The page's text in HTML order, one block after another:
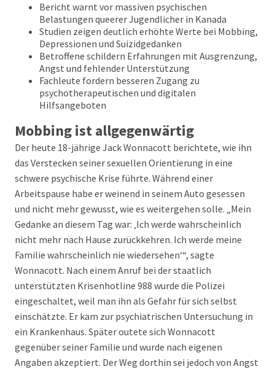
Bericht warnt vor massiven psychischen
Belastungen queerer Jugendlicher in Kanada
Studien zeigen deutlich erhöhte Werte bei Mobbing,
Depressionen und Suizidgedanken
Betroffene schildern Erfahrungen mit Ausgrenzung,
Angst und fehlender Unterstützung
Fachleute fordern besseren Zugang zu
psychotherapeutischen und digitalen
Hilfsangeboten
Mobbing ist allgegenwärtig
Der heute 18-jährige Jack Wonnacott berichtete, wie ihn
das Verstecken seiner sexuellen Orientierung in eine
schwere psychische Krise führte. Während einer
Arbeitspause habe er weinend in seinem Auto gesessen
und nicht mehr gewusst, wie es weitergehen solle. „Mein
Gedanke an diesem Tag war: ‚Ich werde wahrscheinlich
nicht mehr nach Hause zurückkehren. Ich werde meine
Familie wahrscheinlich nie wiedersehen‘“, sagte
Wonnacott. Nach einem Anruf bei der staatlich
unterstützten Krisenhotline 988 wurde die Polizei
eingeschaltet, weil man ihn als Gefahr für sich selbst
einschätzte. Er kam zur psychiatrischen Untersuchung in
ein Krankenhaus. Später outete sich Wonnacott
gegenüber seiner Familie und wurde nach eigenen
Angaben akzeptiert. Der Weg dorthin sei jedoch von Angst